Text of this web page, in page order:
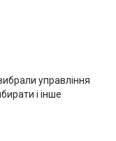
управління
і інше